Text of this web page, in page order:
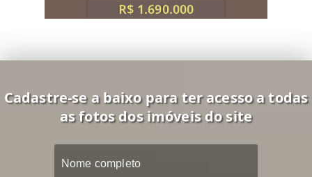
R$ 1.690.000
Cadastre-se a baixo para ter acesso a todas
as fotos dos imóveis do site